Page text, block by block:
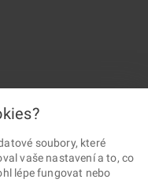
soubory, které
vaše nastavení a to, co
lépe fungovat nebo